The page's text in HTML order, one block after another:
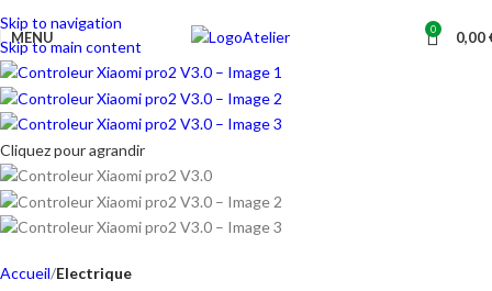
Skip to navigation
Skip to main content
MENU Atelier 0 0,00
Cliquez pour agrandir
Accueil Electrique